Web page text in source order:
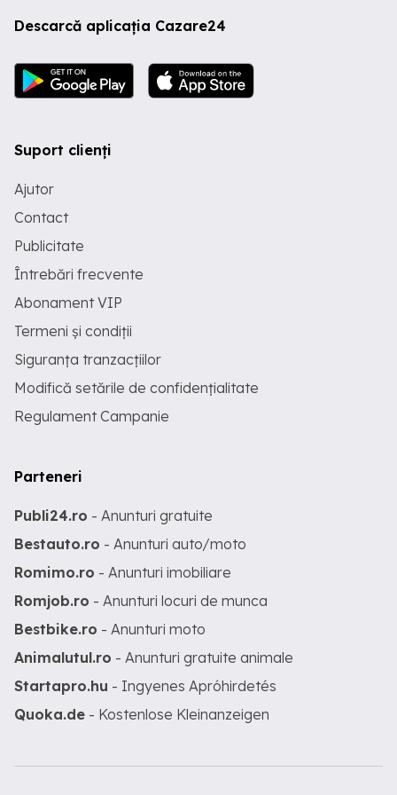
Descarcă aplicația Cazare24
Suport clienți
Ajutor
Contact
Publicitate
Întrebări frecvente
Abonament VIP
Termeni și condiții
Siguranța tranzacțiilor
Modifică setările de confidențialitate
Regulament Campanie
Parteneri
Publi24.ro - Anunturi gratuite
Bestauto.ro - Anunturi auto/moto
Romimo.ro - Anunturi imobiliare
Romjob.ro - Anunturi locuri de munca
Bestbike.ro - Anunturi moto
Animalutul.ro - Anunturi gratuite animale
Startapro.hu - Ingyenes Apróhirdetés
Quoka.de - Kostenlose Kleinanzeigen